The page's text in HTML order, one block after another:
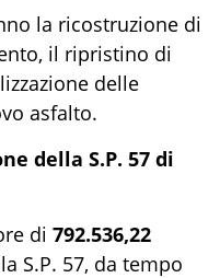
la ricostruzione di
il ripristino di
delle
asfalto.
della S.P. 57 di
di 792.536,22
S.P. 57, da tempo